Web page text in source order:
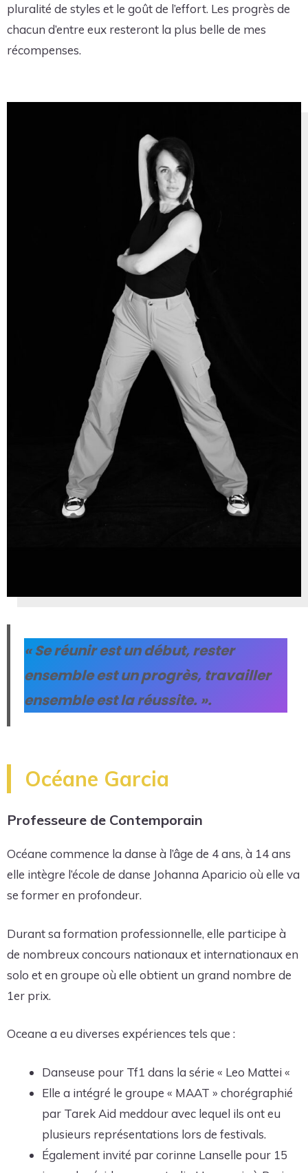
pluralité de styles et le goût de l’effort. Les progrès de
chacun d’entre eux resteront la plus belle de mes
récompenses.
« Se réunir est un début, rester
ensemble est un progrès, travailler
ensemble est la réussite. ».
Océane Garcia
Professeure de Contemporain
Océane commence la danse à l’âge de 4 ans, à 14 ans
elle intègre l’école de danse Johanna Aparicio où elle va
se former en profondeur.
Durant sa formation professionnelle, elle participe à
de nombreux concours nationaux et internationaux en
solo et en groupe où elle obtient un grand nombre de
1er prix.
Oceane a eu diverses expériences tels que :
Danseuse pour Tf1 dans la série « Leo Mattei «
Elle a intégré le groupe « MAAT » chorégraphié
par Tarek Aid meddour avec lequel ils ont eu
plusieurs représentations lors de festivals.
Également invité par corinne Lanselle pour 15